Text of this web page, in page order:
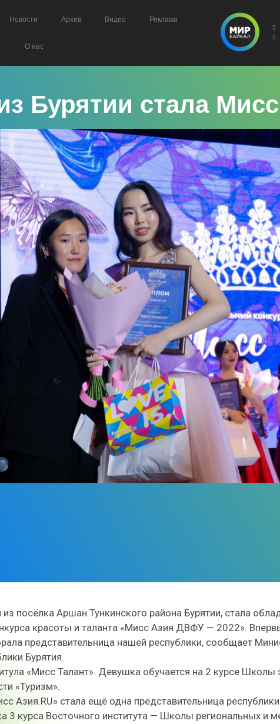
Новости Архив Видео Реклама
О нас
Бурятии стала
посёлка Аршан Тункинского района Бурятии, стала
красоты и таланта «Мисс Азия ДВФУ — 2022».
представительница нашей республики, сообщает
Бурятия.
«Мисс Талант». Девушка обучается на 2 курсе Школы
«Туризм».
Азия.RU» стала ещё одна представительница
3 курса Восточного института — Школы региональных и